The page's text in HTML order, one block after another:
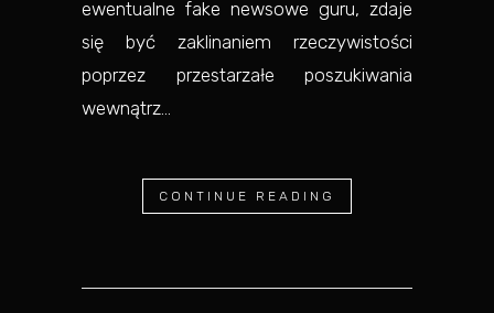
ewentualne fake newsowe guru, zdaje
się być zaklinaniem rzeczywistości
poprzez przestarzałe poszukiwania
wewnątrz...
CONTINUE READING